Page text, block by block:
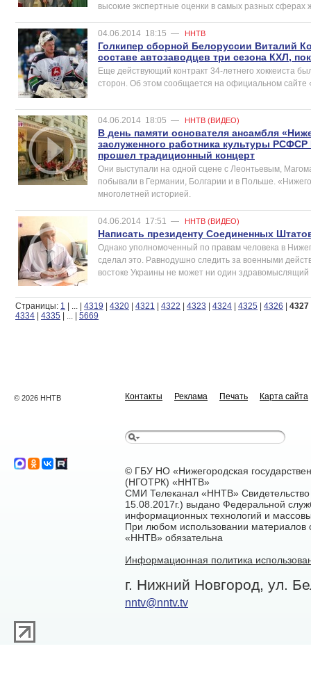
высокие экспертные оценки в самых разных сферах
04.06.2014 18:15 — ННТВ
Голкипер сборной Белоруссии Виталий
составе автозаводцев три сезона КХЛ,
Еще действующий контракт 34-летнего хоккеиста
сторон. Об этом сообщается на официальном сайте
04.06.2014 18:05 — ННТВ (ВИДЕО)
В день памяти основателя ансамбля
заслуженного работника культуры
прошел традиционный концерт
Они выступали на одной сцене с Леонтьевым,
побывали в Германии, Болгарии и в Польше.
многолетней историей.
04.06.2014 17:51 — ННТВ (ВИДЕО)
Написать президенту Соединенных
Однако уполномоченный по правам человека в
сделал это. Равнодушно следить за военными
востоке Украины не может ни один здравомыслящий
Страницы: 1 | | 4319 | 4320 | 4321 | 4322 | 4323 | 4324 | 4325 | 4326 | 4327
4334 | 4335 | | 5669
© 2026 ННТВ Контакты Реклама Печать Карта сайта
© ГБУ НО «Нижегородская
(НГОТРК) «ННТВ»
СМИ Телеканал «ННТВ»
15.08.2017г.) выдано Федеральной
информационных технологий и
При любом использовании материалов
«ННТВ» обязательна
Информационная политика
г. Нижний Новгород, ул.
nntv@nntv.tv